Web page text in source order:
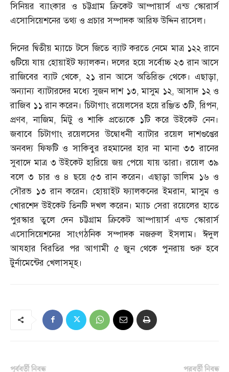
সিনিয়র ব্যাংকার ও চট্টগ্রাম ক্রিকেট আম্পায়ার্স এন্ড স্কোরার্স
এসোসিয়েশনের তথ্য ও প্রচার সম্পাদক আরিফ উদ্দিন রাসেল।
দিনের দ্বিতীয় ম্যাচে টসে জিতে ব্যাট করতে নেমে মাত্র ১২২ রানে
গুটিয়ে যায় হোয়াইট ফ্যালকন। দলের হয়ে সর্বোচ্চ ২৩ রান আসে
রাজিবের ব্যাট থেকে, ২১ রান আসে অতিরিক্ত থেকে। এছাড়া,
অন্যান্য ব্যাটারদের মধ্যে সুজন দাশ ১৩,মাসুম ১২,আসাদ ১২ ও
রাজিব ১১ রান করেন। চিটাগাং রয়েলসের হয়ে রঞ্জিত ৩টি,রিপন,
প্রণব,নাজিম,মিটু ও শাকি প্রত্যেকে ১টি করে উইকেট নেন।
জবাবে চিটাগাং রয়েলসের উদ্বোধনী ব্যাটার রয়েল দাশগুপ্তের
অনবদ্য ফিফটি ও সাকিবুর রহমানের হার না মানা ৩৩ রানের
সুবাদে মাত্র ৩ উইকেট হারিয়ে জয় পেয়ে যায় তারা। রয়েল ৩৯
বলে ৩ চার ও ৪ ছয়ে ৫৩ রান করেন। এছাড়া ডালিম ১৬ ও
সৌরভ ১৩ রান করেন। হোয়াইট ফ্যালকনের ইমরান,মাসুম ও
খোরশেদ উইকেট তিনটি দখল করেন। ম্যাচ সেরা রয়েলের হাতে
পুরস্কার তুলে দেন চট্টগ্রাম ক্রিকেট আম্পায়ার্স এন্ড স্কোরার্স
এসোসিয়েশনের সাংগঠনিক সম্পাদক নজরুল ইসলাম। ঈদুল
আযহার বিরতির পর আগামী ৫ জুন থেকে পুনরায় শুরু হবে
টুর্নামেন্টের খেলাসমূহ।
পূর্ববর্তী নিবন্ধ পরবর্তী নিবন্ধ